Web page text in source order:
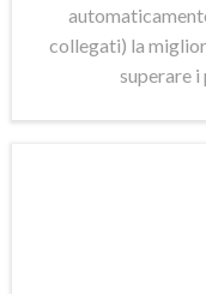
collegati) la
superare